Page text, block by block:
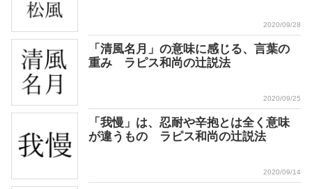
2020/09/28
「清風名月」の意味に感じる、言葉の
重み ラピス和尚の辻説法
2020/09/25
「我慢」は、忍耐や辛抱とは全く意味
が違うもの ラピス和尚の辻説法
2020/09/14